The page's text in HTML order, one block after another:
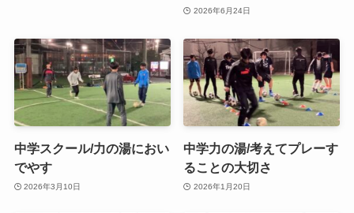
2026年6月24日
中学スクール/力の湯におい
でやす
2026年3月10日
中学力の湯/考えてプレーす
ることの大切さ
2026年1月20日